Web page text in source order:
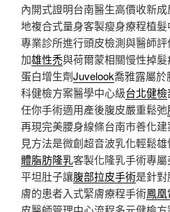
內開式證明台南醫生高價收新成
地複合式量身客製瘦身療程植
專業診所進行頭皮檢測與醫師
加雄性禿與荷爾蒙相關慢性掉
蛋白增生劑Juvelook喬雅露屬
科健檢方案醫學中心級台北健檢
任你手術適用產後腹皮嚴重鬆弛
再現完美腰身線條台南市善化
見方法是微創超音波乳化輕鬆
體脂肪隆乳客製化隆乳手術專
平坦肚子讓腹部拉皮手術是針
膚的患者入式緊膚療程手術鳳